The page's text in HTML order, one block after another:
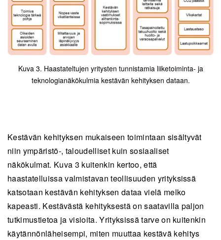
Kuva 3. Haastateltujen yritysten tunnistamia liiketoiminta- ja
teknologianäkökulmia kestävän kehityksen dataan.
Kestävän kehityksen mukaiseen toimintaan sisältyvät
niin ympäristö-, taloudelliset kuin sosiaaliset
näkökulmat. Kuva 3 kuitenkin kertoo, että
haastatelluissa valmistavan teollisuuden yrityksissä
katsotaan kestävän kehityksen dataa vielä melko
kapeasti. Kestävästä kehityksestä on saatavilla paljon
tutkimustietoa ja visioita. Yrityksissä tarve on kuitenkin
käytännönläheisempi, miten muuttaa kestävä kehitys